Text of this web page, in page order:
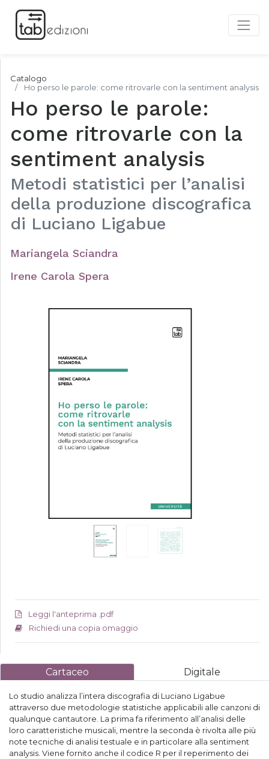
Catalogo
Ho perso le parole: come ritrovarle con la sentiment analysis
Ho perso le parole:
come ritrovarle con la
sentiment analysis
Metodi statistici per l’analisi
della produzione discografica
di Luciano Ligabue
Mariangela Sciandra
Irene Carola Spera
Leggi l'anteprima .pdf
Richiedi una copia omaggio
Cartaceo Digitale
Lo studio analizza l’intera discografia di Luciano Ligabue
attraverso due metodologie statistiche applicabili alle canzoni di
qualunque cantautore. La prima fa riferimento all’analisi delle
loro caratteristiche musicali, mentre la seconda è rivolta alle più
note tecniche di analisi testuale e in particolare alla sentiment
analysis. Viene fornito anche il codice R per il reperimento dei